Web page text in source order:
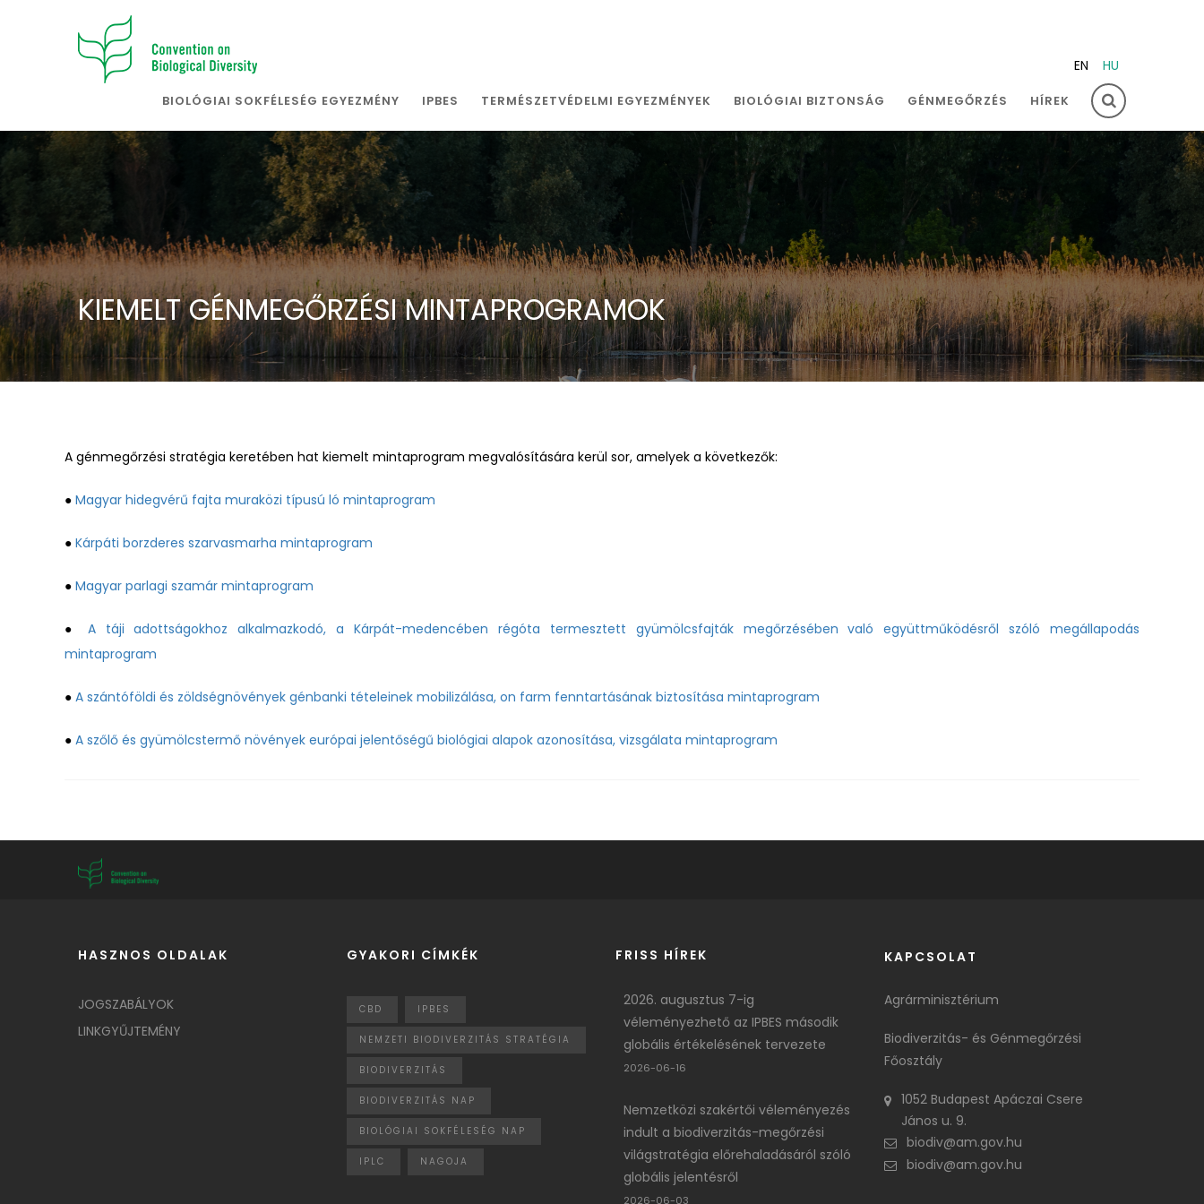
EN HU
BIOLÓGIAI SOKFÉLESÉG EGYEZMÉNY IPBES TERMÉSZETVÉDELMI EGYEZMÉNYEK BIOLÓGIAI BIZTONSÁG GÉNMEGŐRZÉS HÍREK
KIEMELT GÉNMEGŐRZÉSI MINTAPROGRAMOK
A génmegőrzési stratégia keretében hat kiemelt mintaprogram megvalósítására kerül sor, amelyek a következők:
● Magyar hidegvérű fajta muraközi típusú ló mintaprogram
● Kárpáti borzderes szarvasmarha mintaprogram
● Magyar parlagi szamár mintaprogram
● A táji adottságokhoz alkalmazkodó, a Kárpát-medencében régóta termesztett gyümölcsfajták megőrzésében való együttműködésről szóló megállapodás
mintaprogram
● A szántóföldi és zöldségnövények génbanki tételeinek mobilizálása, on farm fenntartásának biztosítása mintaprogram
● A szőlő és gyümölcstermő növények európai jelentőségű biológiai alapok azonosítása, vizsgálata mintaprogram
HASZNOS OLDALAK
JOGSZABÁLYOK
LINKGYŰJTEMÉNY
GYAKORI CÍMKÉK
CBD IPBES
NEMZETI BIODIVERZITÁS STRATÉGIA
BIODIVERZITÁS
BIODIVERZITÁS NAP
BIOLÓGIAI SOKFÉLESÉG NAP
IPLC NAGOJA
FRISS HÍREK
2026. augusztus 7-ig
véleményezhető az IPBES második
globális értékelésének tervezete
2026-06-16
Nemzetközi szakértői véleményezés
indult a biodiverzitás-megőrzési
világstratégia előrehaladásáról szóló
globális jelentésről
2026-06-03
KAPCSOLAT
Agrárminisztérium
Biodiverzitás- és Génmegőrzési
Főosztály
1052 Budapest Apáczai Csere
János u. 9.
biodiv@am.gov.hu
biodiv@am.gov.hu